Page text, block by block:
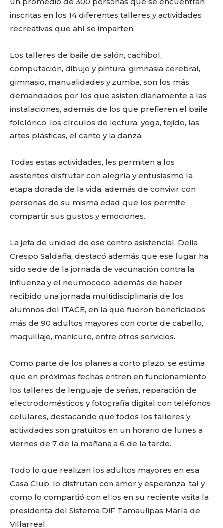
inscritas en los 14 diferentes talleres y actividades
recreativas que ahí se imparten.
Los talleres de baile de salón, cachibol,
computación, dibujo y pintura, gimnasia cerebral,
gimnasio, manualidades y zumba, son los más
demandados por los que asisten diariamente a las
instalaciones, además de los que prefieren el baile
folclórico, los círculos de lectura, yoga, tejido, las
artes plásticas, el canto y la danza.
Todas estas actividades, les permiten a los
asistentes disfrutar con alegría y entusiasmo la
etapa dorada de la vida, además de convivir con
personas de su misma edad que les permite
compartir sus gustos y emociones.
La jefa de unidad de ese centro asistencial, Delia
Crespo Saldaña, destacó además que ese lugar ha
sido sede de la jornada de vacunación contra la
influenza y el neumococo, además de haber
recibido una jornada multidisciplinaria de los
alumnos del ITACE, en la que fueron beneficiados
más de 90 adultos mayores con corte de cabello,
maquillaje, manicure, entre otros servicios.
Como parte de los planes a corto plazo, se estima
que en próximas fechas entren en funcionamiento
los talleres de lenguaje de señas, reparación de
electrodomésticos y fotografía digital con teléfonos
celulares, destacando que todos los talleres y
actividades son gratuitos en un horario de lunes a
viernes de 7 de la mañana a 6 de la tarde.
Todo lo que realizan los adultos mayores en esa
Casa Club, lo disfrutan con amor y esperanza, tal y
como lo compartió con ellos en su reciente visita la
presidenta del Sistema DIF Tamaulipas María de
Villarreal.